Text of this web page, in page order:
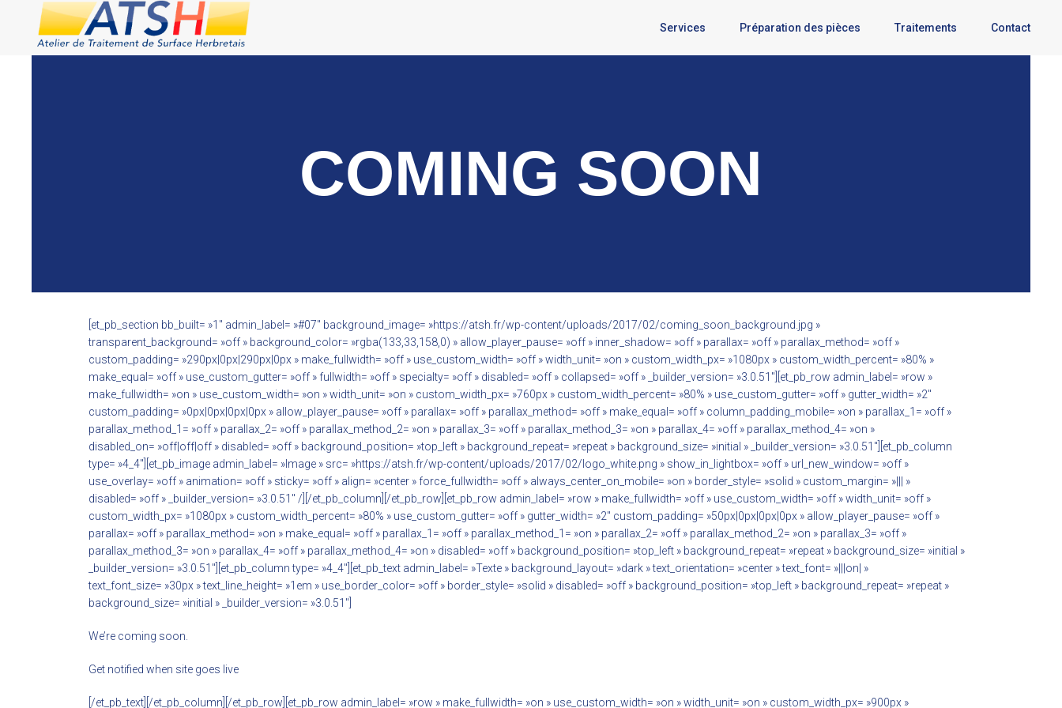
Services Préparation des pièces Traitements Contact
COMING SOON
[et_pb_section bb_built= »1″ admin_label= »#07″ background_image= »https://atsh.fr/wp-content/uploads/2017/02/coming_soon_background.jpg »
transparent_background= »off » background_color= »rgba(133,33,158,0) » allow_player_pause= »off » inner_shadow= »off » parallax= »off » parallax_method= »off »
custom_padding= »290px|0px|290px|0px » make_fullwidth= »off » use_custom_width= »off » width_unit= »on » custom_width_px= »1080px » custom_width_percent= »80% »
make_equal= »off » use_custom_gutter= »off » fullwidth= »off » specialty= »off » disabled= »off » collapsed= »off » _builder_version= »3.0.51″][et_pb_row admin_label= »row »
make_fullwidth= »on » use_custom_width= »on » width_unit= »on » custom_width_px= »760px » custom_width_percent= »80% » use_custom_gutter= »off » gutter_width= »2″
custom_padding= »0px|0px|0px|0px » allow_player_pause= »off » parallax= »off » parallax_method= »off » make_equal= »off » column_padding_mobile= »on » parallax_1= »off »
parallax_method_1= »off » parallax_2= »off » parallax_method_2= »on » parallax_3= »off » parallax_method_3= »on » parallax_4= »off » parallax_method_4= »on »
disabled_on= »off|off|off » disabled= »off » background_position= »top_left » background_repeat= »repeat » background_size= »initial » _builder_version= »3.0.51″][et_pb_column
type= »4_4″][et_pb_image admin_label= »Image » src= »https://atsh.fr/wp-content/uploads/2017/02/logo_white.png » show_in_lightbox= »off » url_new_window= »off »
use_overlay= »off » animation= »off » sticky= »off » align= »center » force_fullwidth= »off » always_center_on_mobile= »on » border_style= »solid » custom_margin= »||| »
disabled= »off » _builder_version= »3.0.51″ /][/et_pb_column][/et_pb_row][et_pb_row admin_label= »row » make_fullwidth= »off » use_custom_width= »off » width_unit= »off »
custom_width_px= »1080px » custom_width_percent= »80% » use_custom_gutter= »off » gutter_width= »2″ custom_padding= »50px|0px|0px|0px » allow_player_pause= »off »
parallax= »off » parallax_method= »on » make_equal= »off » parallax_1= »off » parallax_method_1= »on » parallax_2= »off » parallax_method_2= »on » parallax_3= »off »
parallax_method_3= »on » parallax_4= »off » parallax_method_4= »on » disabled= »off » background_position= »top_left » background_repeat= »repeat » background_size= »initial »
_builder_version= »3.0.51″][et_pb_column type= »4_4″][et_pb_text admin_label= »Texte » background_layout= »dark » text_orientation= »center » text_font= »|||on| »
text_font_size= »30px » text_line_height= »1em » use_border_color= »off » border_style= »solid » disabled= »off » background_position= »top_left » background_repeat= »repeat »
background_size= »initial » _builder_version= »3.0.51″]
We’re coming soon.
Get notified when site goes live
[/et_pb_text][/et_pb_column][/et_pb_row][et_pb_row admin_label= »row » make_fullwidth= »on » use_custom_width= »on » width_unit= »on » custom_width_px= »900px »